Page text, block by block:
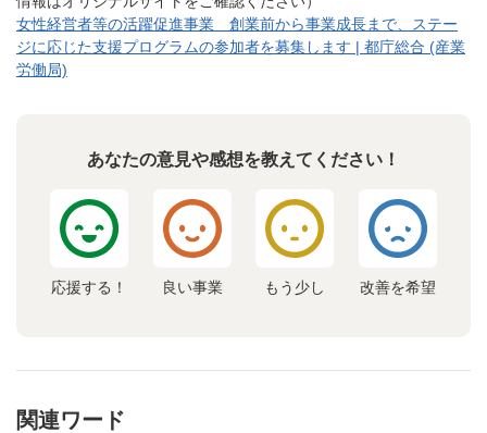
女性経営者等の活躍促進事業 創業前から事業成長まで、ステー
ジに応じた支援プログラムの参加者を募集します | 都庁総合 (産業
労働局)
あなたの意見や感想を教えてください！
応援する！ 良い事業 もう少し 改善を希望
関連ワード